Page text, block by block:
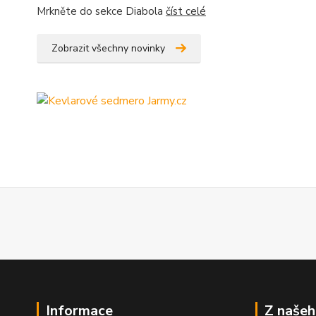
Mrkněte do sekce Diabola číst celé
Zobrazit všechny novinky
Informace Z